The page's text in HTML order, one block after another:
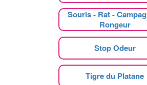
Souris - Rat -
Rongeur
Stop Odeur
Tigre du Platane